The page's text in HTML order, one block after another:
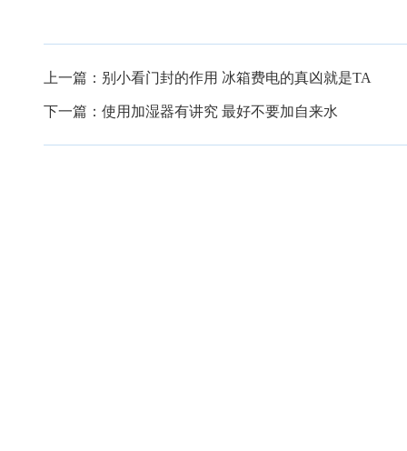
上一篇： 别小看门封的作用 冰箱费电的真凶就是TA
下一篇： 使用加湿器有讲究 最好不要加自来水